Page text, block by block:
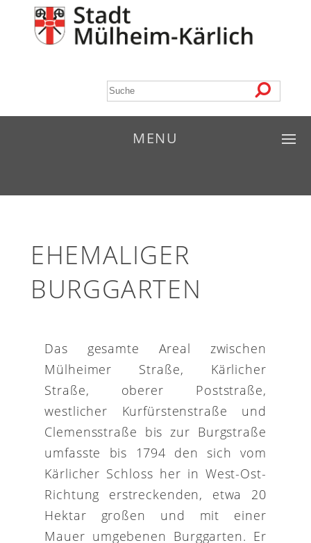
MENU
EHEMALIGER
BURGGARTEN
Das gesamte Areal zwischen
Mülheimer Straße, Kärlicher
Straße, oberer Poststraße,
westlicher Kurfürstenstraße und
Clemensstraße bis zur Burgstraße
umfasste bis 1794 den sich vom
Kärlicher Schloss her in West-Ost-
Richtung erstreckenden, etwa 20
Hektar großen und mit einer
Mauer umgebenen Burggarten. Er